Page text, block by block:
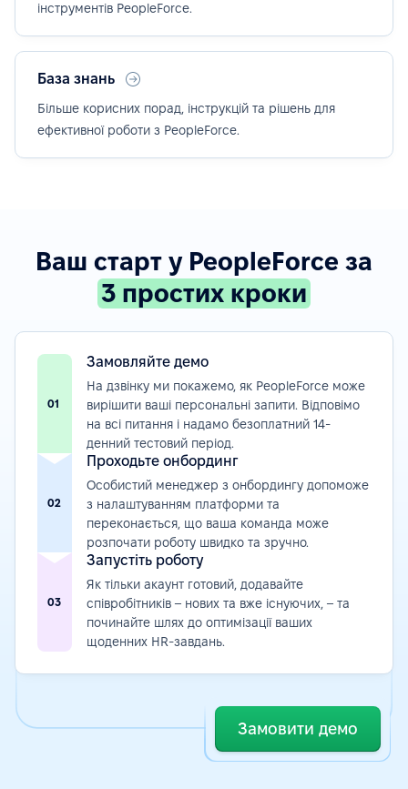
інструментів PeopleForce.
База знань
Більше корисних порад, інструкцій та рішень для
ефективної роботи з PeopleForce.
Ваш старт у PeopleForce за
3 простих кроки
01
Замовляйте демо
На дзвінку ми покажемо, як PeopleForce може
вирішити ваші персональні запити. Відповімо
на всі питання і надамо безоплатний 14-
денний тестовий період.
02
Проходьте онбординг
Особистий менеджер з онбордингу допоможе
з налаштуванням платформи та
переконається, що ваша команда може
розпочати роботу швидко та зручно.
03
Запустіть роботу
Як тільки акаунт готовий, додавайте
співробітників – нових та вже існуючих, – та
починайте шлях до оптимізації ваших
щоденних HR-завдань.
Замовити демо